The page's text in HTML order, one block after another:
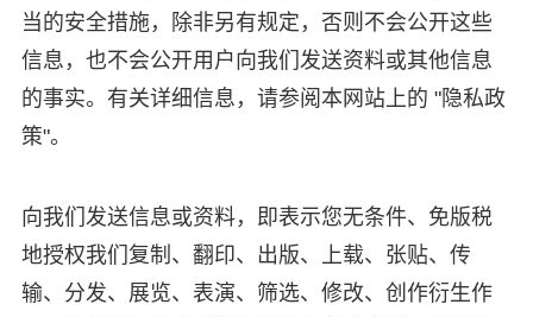
当的安全措施，除非另有规定，否则不会公开这些
信息，也不会公开用户向我们发送资料或其他信息
的事实。有关详细信息，请参阅本网站上的 "隐私政
策"。
向我们发送信息或资料，即表示您无条件、免版税
地授权我们复制、翻印、出版、上载、张贴、传
输、分发、展览、表演、筛选、修改、创作衍生作